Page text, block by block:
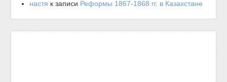
настя к записи Реформы 1867-1868 гг. в Казахстане